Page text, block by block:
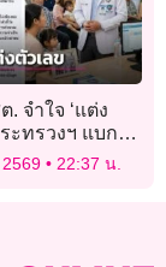
จำใจ ‘แต่ง
ะทรวงฯ แบก
ดนขู่ตัดงบ!
22:37 น.